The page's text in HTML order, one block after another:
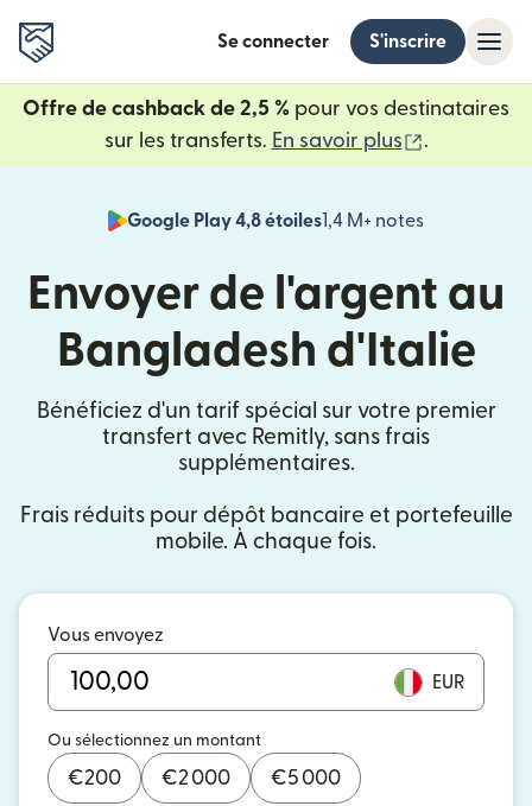
Se connecter S'inscrire
Offre de cashback de 2,5 % pour vos destinataires
sur les transferts. En savoir plus .
Google Play 4,8 étoiles1,4 M+ notes
Envoyer de l'argent au
Bangladesh d'Italie
Bénéficiez d'un tarif spécial sur votre premier
transfert avec Remitly, sans frais
supplémentaires.
Frais réduits pour dépôt bancaire et portefeuille
mobile. À chaque fois.
Vous envoyez
EUR
Ou sélectionnez un montant
€200 €2 000 €5 000